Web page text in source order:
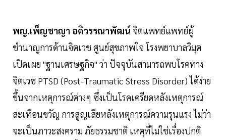
พญ.เพ็ญชาญา อติวรรณาพัฒน์ จิตแพทย์แพทย์ผู้
ชำนาญการด้านจิตเวช ศูนย์สุขภาพใจ โรงพยาบาลวิมุต
เปิดเผย "ฐานเศรษฐกิจ" ว่า ปัจจุบันสามารถพบโรคทาง
จิตเวช PTSD (Post-Traumatic Stress Disorder) ได้ง่าย
ขึ้นจากเหตุการณ์ต่างๆ ซึ่งเป็นโรคเครียดหลังเหตุการณ์
สะเทือนขวัญ การสูญเสียหลังเหตุการณ์ความรุนแรง ไม่ว่า
จะเป็นภาวะสงคราม ภัยธรรมชาติ เหตุที่ไม่ใช่เรื่องปกติ